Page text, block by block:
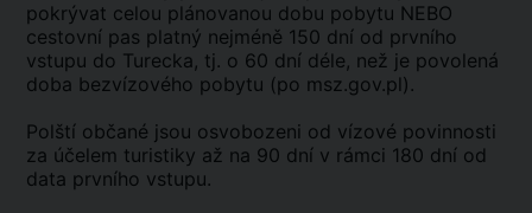
pokrývat celou plánovanou dobu pobytu NEBO
cestovní pas platný nejméně 150 dní od prvního
vstupu do Turecka, tj. o 60 dní déle, než je povolená
doba bezvízového pobytu (po msz.gov.pl).
Polští občané jsou osvobozeni od vízové povinnosti
za účelem turistiky až na 90 dní v rámci 180 dní od
data prvního vstupu.